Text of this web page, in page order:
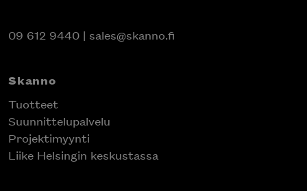
09 612 9440 | sales@skanno.fi
Skanno
Tuotteet
Suunnittelupalvelu
Projektimyynti
Liike Helsingin keskustassa